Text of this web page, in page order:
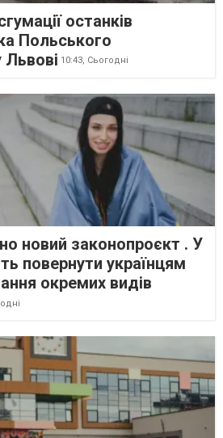
останків
Польського
Львові 10:43, Сьогодні
новий законопроєкт . У
повернути українцям
окремих видів